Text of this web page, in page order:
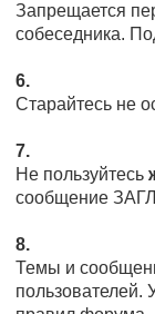
Запрещается
собеседника.
6.
Старайтесь не
7.
Не пользуйтесь
сообщение
8.
Темы и